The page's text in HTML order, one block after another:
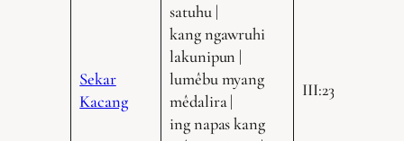
Sekar
Kacang
satuhu |
kang ngawruhi
lakunipun |
lumêbu myang
mêdalira |
ing napas kang
III:235.10